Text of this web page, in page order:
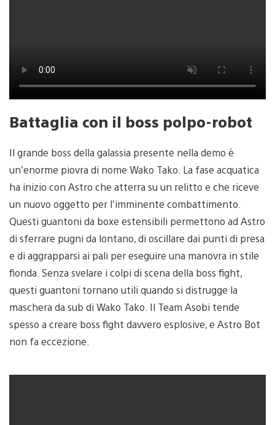
Battaglia con il boss polpo-robot
Il grande boss della galassia presente nella demo è
un’enorme piovra di nome Wako Tako. La fase acquatica
ha inizio con Astro che atterra su un relitto e che riceve
un nuovo oggetto per l’imminente combattimento.
Questi guantoni da boxe estensibili permettono ad Astro
di sferrare pugni da lontano, di oscillare dai punti di presa
e di aggrapparsi ai pali per eseguire una manovra in stile
fionda. Senza svelare i colpi di scena della boss fight,
questi guantoni tornano utili quando si distrugge la
maschera da sub di Wako Tako. Il Team Asobi tende
spesso a creare boss fight davvero esplosive, e Astro Bot
non fa eccezione.